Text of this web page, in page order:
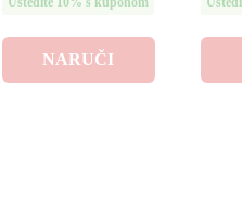
od 5
NARUČI
od 5